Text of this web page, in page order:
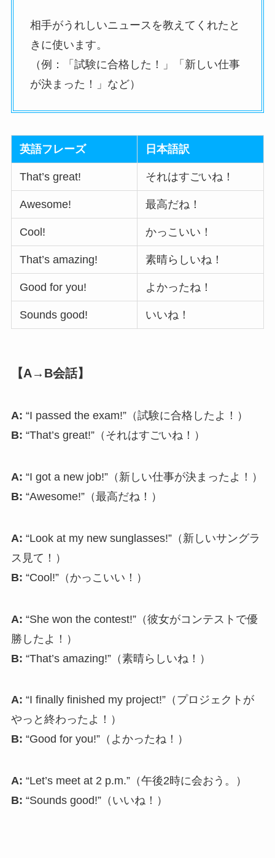
相手がうれしいニュースを教えてくれたと
きに使います。
（例：「試験に合格した！」「新しい仕事
が決まった！」など）
英語フレーズ 日本語訳
That’s great! それはすごいね！
Awesome! 最高だね！
Cool! かっこいい！
That’s amazing! 素晴らしいね！
Good for you! よかったね！
Sounds good! いいね！
【A→B会話】
A: “I passed the exam!”（試験に合格したよ！）
B: “That’s great!”（それはすごいね！）
A: “I got a new job!”（新しい仕事が決まったよ！）
B: “Awesome!”（最高だね！）
A: “Look at my new sunglasses!”（新しいサングラ
ス見て！）
B: “Cool!”（かっこいい！）
A: “She won the contest!”（彼女がコンテストで優
勝したよ！）
B: “That’s amazing!”（素晴らしいね！）
A: “I finally finished my project!”（プロジェクトが
やっと終わったよ！）
B: “Good for you!”（よかったね！）
A: “Let’s meet at 2 p.m.”（午後2時に会おう。）
B: “Sounds good!”（いいね！）